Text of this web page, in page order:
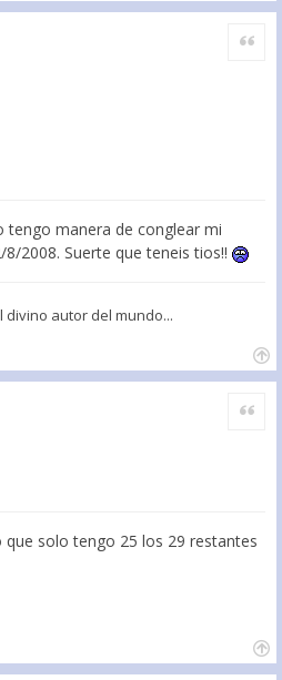
Citar
tengo manera de conglear mi
2008. Suerte que teneis tios!!
divino autor del mundo...
Citar
solo tengo 25 los 29 restantes